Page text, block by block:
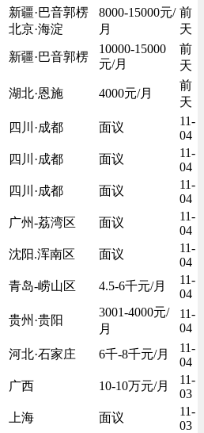
新疆·巴音郭楞
北京·海淀
8000-15000元/
月
前
天
新疆·巴音郭楞
10000-15000
元/月
前
天
湖北·恩施 4000元/月
前
天
四川·成都
面议
11-
04
四川·成都
面议
11-
04
四川·成都
面议
11-
04
广州-荔湾区
面议
11-
04
沈阳.浑南区
面议
11-
04
青岛-崂山区
4.5-6千元/月
11-
04
贵州·贵阳
3001-4000元/
月
11-
04
河北·石家庄
6千-8千元/月
11-
04
广西
10-10万元/月
11-
03
上海
面议
11-
03